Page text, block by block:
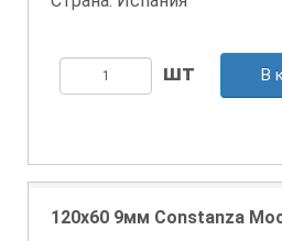
В
120x60 9мм Constanza